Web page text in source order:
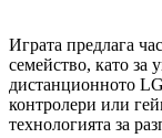
Играта предлага
семейство, като за
дистанционното
контролери или
технологията за